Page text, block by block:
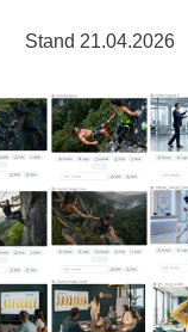
Stand 21.04.2026